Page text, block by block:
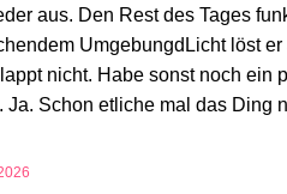
aus. Den Rest des Tages
UmgebungdLicht löst
nicht. Habe sonst noch ein
Schon etliche mal das Ding